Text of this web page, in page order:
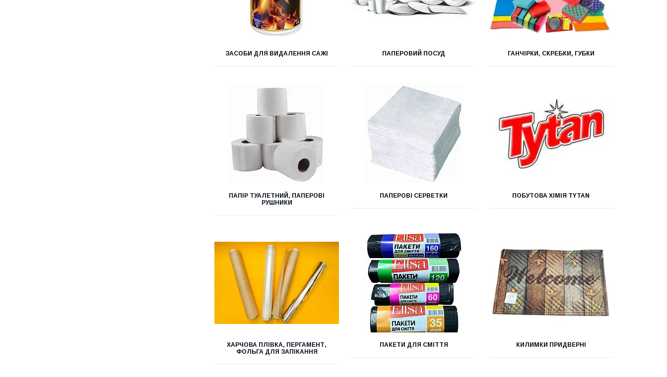
ЗАСОБИ ДЛЯ ВИДАЛЕННЯ САЖІ ПАПЕРОВИЙ ПОСУД ГАНЧІРКИ, СКРЕБКИ, ГУБКИ
ПАПІР ТУАЛЕТНИЙ, ПАПЕРОВІ
РУШНИКИ
ПАПЕРОВІ СЕРВЕТКИ ПОБУТОВА ХІМІЯ TYTAN
ХАРЧОВА ПЛІВКА, ПЕРГАМЕНТ,
ФОЛЬГА ДЛЯ ЗАПІКАННЯ
ПАКЕТИ ДЛЯ СМІТТЯ КИЛИМКИ ПРИДВЕРНІ